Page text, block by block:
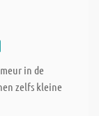
in de
zelfs kleine